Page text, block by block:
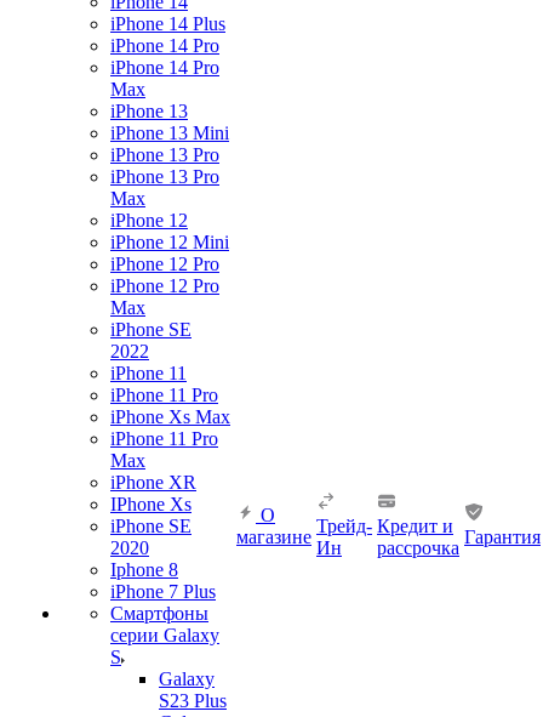
iPhone 14 Plus
iPhone 14 Pro
iPhone 14 Pro
Max
iPhone 13
iPhone 13 Mini
iPhone 13 Pro
iPhone 13 Pro
Max
iPhone 12
iPhone 12 Mini
iPhone 12 Pro
iPhone 12 Pro
Max
iPhone SE
2022
iPhone 11
iPhone 11 Pro
iPhone Xs Max
iPhone 11 Pro
Max
iPhone XR
IPhone Xs
iPhone SE
2020
Iphone 8
iPhone 7 Plus
Смартфоны
серии Galaxy
S
Galaxy
S23 Plus
О
магазине
Трейд-
Ин
Кредит и
рассрочка
Гарантия